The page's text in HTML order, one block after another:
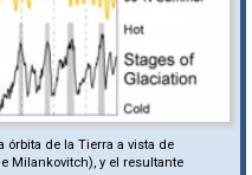
órbita de la Tierra a vista de
Milankovitch), y el resultante